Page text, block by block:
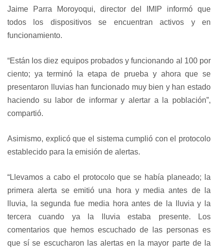
Jaime Parra Moroyoqui, director del IMIP informó que
todos los dispositivos se encuentran activos y en
funcionamiento.
“Están los diez equipos probados y funcionando al 100 por
ciento; ya terminó la etapa de prueba y ahora que se
presentaron lluvias han funcionado muy bien y han estado
haciendo su labor de informar y alertar a la población”,
compartió.
Asimismo, explicó que el sistema cumplió con el protocolo
establecido para la emisión de alertas.
“Llevamos a cabo el protocolo que se había planeado; la
primera alerta se emitió una hora y media antes de la
lluvia, la segunda fue media hora antes de la lluvia y la
tercera cuando ya la lluvia estaba presente. Los
comentarios que hemos escuchado de las personas es
que sí se escucharon las alertas en la mayor parte de la